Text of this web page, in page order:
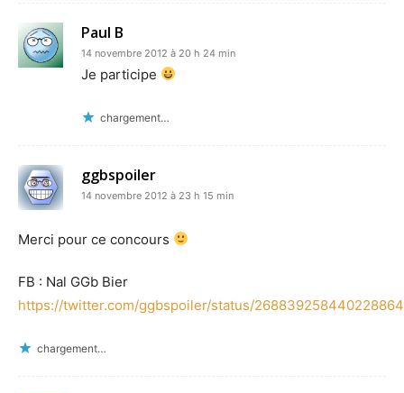
Paul B
14 novembre 2012 à 20 h 24 min
Je participe
chargement…
ggbspoiler
14 novembre 2012 à 23 h 15 min
Merci pour ce concours
FB : Nal GGb Bier
https://twitter.com/ggbspoiler/status/268839258440228864
chargement…